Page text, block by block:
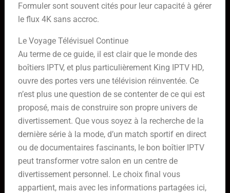
Formuler sont souvent cités pour leur capacité à gérer
le flux 4K sans accroc.
Le Voyage Télévisuel Continue
Au terme de ce guide, il est clair que le monde des
boîtiers IPTV, et plus particulièrement King IPTV HD,
ouvre des portes vers une télévision réinventée. Ce
n’est plus une question de se contenter de ce qui est
proposé, mais de construire son propre univers de
divertissement. Que vous soyez à la recherche de la
dernière série à la mode, d’un match sportif en direct
ou de documentaires fascinants, le bon boîtier IPTV
peut transformer votre salon en un centre de
divertissement personnel. Le choix final vous
appartient, mais avec les informations partagées ici,